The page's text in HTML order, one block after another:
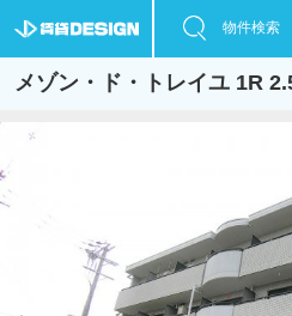
物件検索
メゾン・ド・トレイユ 1R